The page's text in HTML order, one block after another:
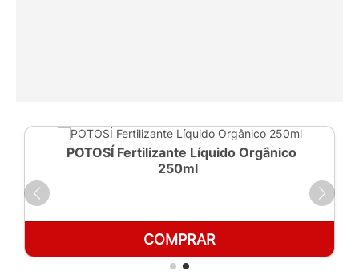
POTOSÍ Fertilizante Líquido Orgânico
250ml
COMPRAR